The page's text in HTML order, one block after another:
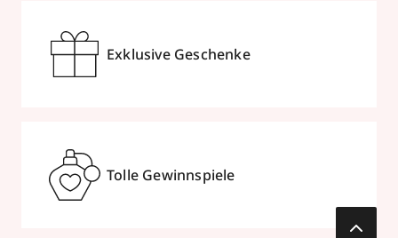
Exklusive Geschenke
Tolle Gewinnspiele